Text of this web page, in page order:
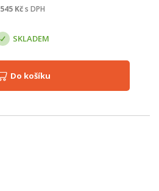
545 Kčs DPH
SKLADEM
Do košíku